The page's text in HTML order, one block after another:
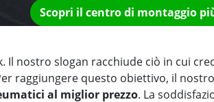
Scopri il centro di montaggio
Il nostro slogan racchiude ciò in cui
raggiungere questo obiettivo, il
al miglior prezzo. La